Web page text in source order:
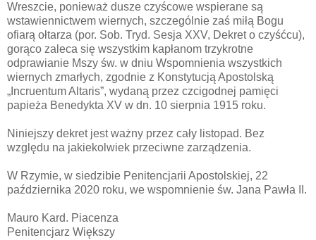
Wreszcie, ponieważ dusze czyścowe wspierane są
wstawiennictwem wiernych, szczególnie zaś miłą Bogu
ofiarą ołtarza (por. Sob. Tryd. Sesja XXV, Dekret o czyśćcu),
gorąco zaleca się wszystkim kapłanom trzykrotne
odprawianie Mszy św. w dniu Wspomnienia wszystkich
wiernych zmarłych, zgodnie z Konstytucją Apostolską
„Incruentum Altaris”, wydaną przez czcigodnej pamięci
papieża Benedykta XV w dn. 10 sierpnia 1915 roku.
Niniejszy dekret jest ważny przez cały listopad. Bez
względu na jakiekolwiek przeciwne zarządzenia.
W Rzymie, w siedzibie Penitencjarii Apostolskiej, 22
października 2020 roku, we wspomnienie św. Jana Pawła II.
Mauro Kard. Piacenza
Penitencjarz Większy